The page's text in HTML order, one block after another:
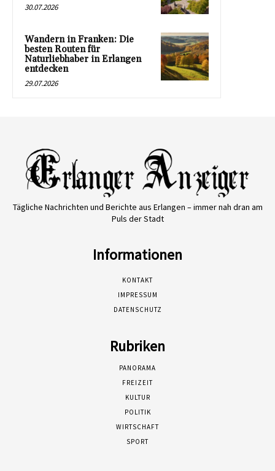
30.07.2026
Wandern in Franken: Die
besten Routen für
Naturliebhaber in Erlangen
entdecken
29.07.2026
Tägliche Nachrichten und Berichte aus Erlangen – immer nah dran am
Puls der Stadt
Informationen
KONTAKT
IMPRESSUM
DATENSCHUTZ
Rubriken
PANORAMA
FREIZEIT
KULTUR
POLITIK
WIRTSCHAFT
SPORT